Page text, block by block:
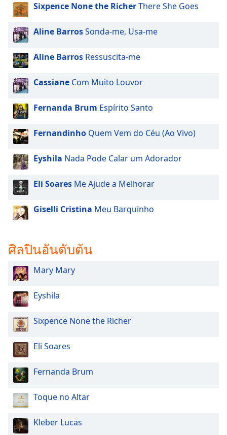
subtitles
off
selected
Audio
Track
Picture-
in-
Picture
Fullscreen
This
window.
Beginning
dialog
window.
will
cancel
and
close
window.
Text
Color
Opacity
Text
Background
Sixpence None the RicherThere She Goes
Aline BarrosSonda-me, Usa-me
Aline Barros Ressuscita-me
Cassiane Com Muito Louvor
Fernanda Brum Espírito Santo
Fernandinho Quem Vem do Céu (Ao Vivo)
Eyshila Nada Pode Calar um Adorador
Eli Soares Me Ajude a Melhorar
Giselli Cristina Meu Barquinho
ศิลปินอันดับต้น
Mary Mary
Eyshila
Sixpence None the Richer
Eli Soares
Fernanda Brum
Toque no Altar
Kleber Lucas